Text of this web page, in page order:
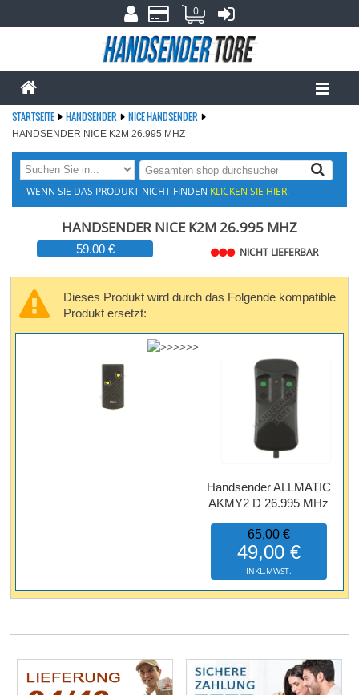
0
STARTSEITE HANDSENDER NICE HANDSENDER
HANDSENDER NICE K2M 26.995 MHZ
WENN SIE DAS PRODUKT NICHT FINDEN KLICKEN SIE HIER.
HANDSENDER NICE K2M 26.995 MHZ
59.00 € NICHT LIEFERBAR
Dieses Produkt wird durch das Folgende kompatible
Produkt ersetzt:
Handsender ALLMATIC
AKMY2 D 26.995 MHz
65,00 €
49,00 €
INKL.MWST.